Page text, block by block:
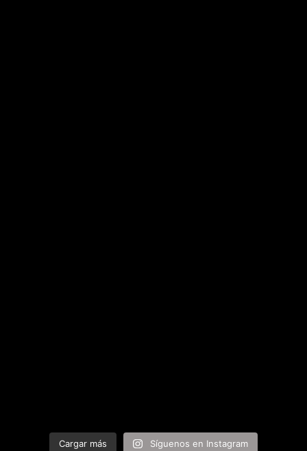
Cargar más Síguenos en Instagram